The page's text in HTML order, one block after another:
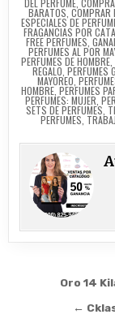
BARATOS COMPRAR
ESPECIALES DE
FRAGANCIAS POR
FREE PERFUMES
PERFUMES AL POR
PERFUMES DE HOMBRE,
REGALO PERFUMES
MAYOREO
HOMBRE PERFUMES
PERFUMES: MUJER
SETS DE PERFUMES
PERFUMES
Oro 14
←